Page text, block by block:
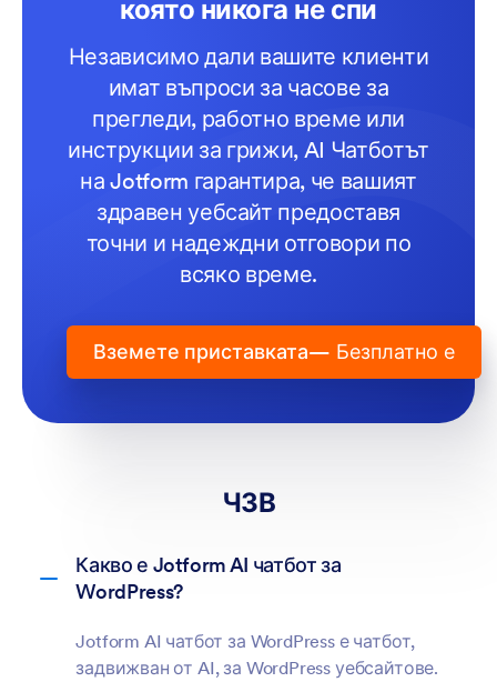
която никога не спи
Независимо дали вашите клиенти
имат въпроси за часове за
прегледи, работно време или
инструкции за грижи, AI Чатботът
на Jotform гарантира, че вашият
здравен уебсайт предоставя
точни и надеждни отговори по
всяко време.
Вземете приставката— Безплатно е
ЧЗВ
Какво е Jotform AI чатбот за
WordPress?
Jotform AI чатбот за WordPress е чатбот,
задвижван от AI, за WordPress уебсайтове.